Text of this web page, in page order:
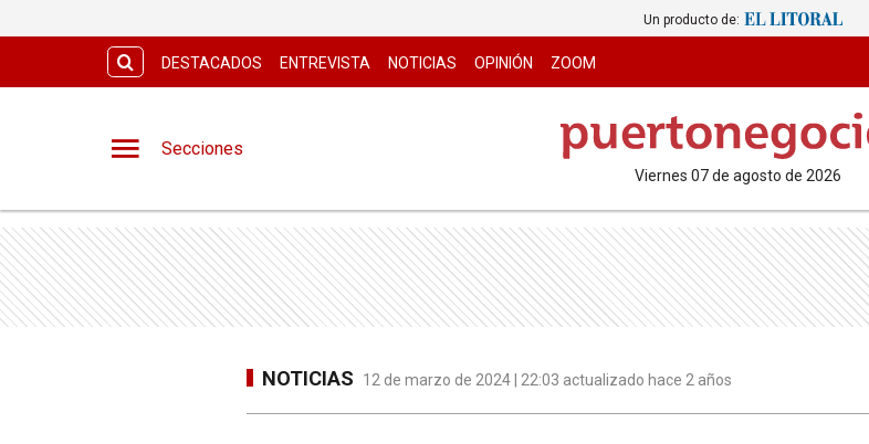
Un producto de:
DESTACADOS ENTREVISTA NOTICIAS OPINIÓN ZOOM
Secciones
viernes 07 de agosto de 2026
NOTICIAS 12 de marzo de 2024 | 22:03 actualizado hace 2 años